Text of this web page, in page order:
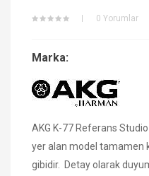
0 Yorumlar
Marka:
AKG K-77 Referans Studio
yer alan model tamamen
gibidir. Detay olarak